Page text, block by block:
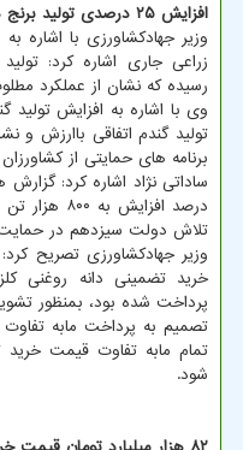
افزایش ۲۵ درصدی تولید برنج در سال زراعی۱۴۰۰- ۱۴۰۱
رسیده که نشان از عملکرد
تولید گندم اتفاقی باارزش و
برنامه های حمایتی از
درصد
تلاش دولت سیزدهم در
وزیر جهادکشاورزی تصریح
خرید تضمینی دانه روغنی
پرداخت شده بود، بمنظور
تصمیم به پرداخت مابه
تمام مابه تفاوت قیمت
شود.